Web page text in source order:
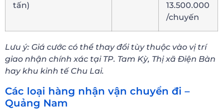
tấn)
13.500.000
/chuyến
Lưu ý: Giá cước có thể thay đổi tùy thuộc vào vị trí
giao nhận chính xác tại TP. Tam Kỳ, Thị xã Điện Bàn
hay khu kinh tế Chu Lai.
Các loại hàng nhận vận chuyển đi –
Quảng Nam